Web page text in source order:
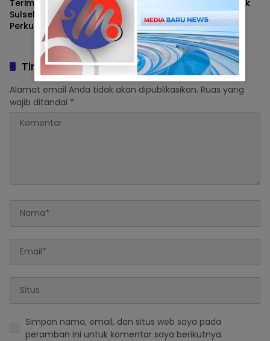
Terima Pengurus HWDI
Sulsel, Sekda Zulkifly
Perkuat Pelayanan Optimal
Bagi Penyandang
Disabilitas di Makassar
Pengamat Soroti Polemik
Dana Cadangan PDAM
Makassar, Sebut Bukti
Ketidakmampuan Direksi
Tinggalkan Balasan
Alamat email Anda tidak akan dipublikasikan. Ruas yang
wajib ditandai *
Simpan nama, email, dan situs web saya pada
peramban ini untuk komentar saya berikutnya.